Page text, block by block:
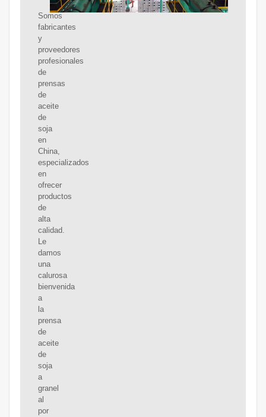
Somos
fabricantes
y
proveedores
profesionales
de
prensas
de
aceite
de
soja
en
China,
especializados
en
ofrecer
productos
de
alta
calidad.
Le
damos
una
calurosa
bienvenida
a
la
prensa
de
aceite
de
soja
a
granel
al
por